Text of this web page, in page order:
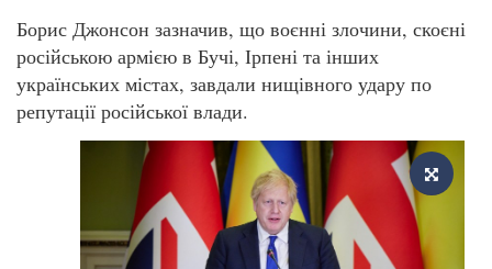
Борис Джонсон зазначив, що воєнні злочини, скоєні
російською армією в Бучі, Ірпені та інших
українських містах, завдали нищівного удару по
репутації російської влади.